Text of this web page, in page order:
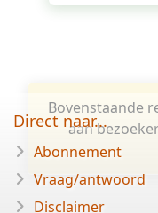
Bovenstaande
aan
Direct naar...
Abonnement
Vraag/antwoord
Disclaimer